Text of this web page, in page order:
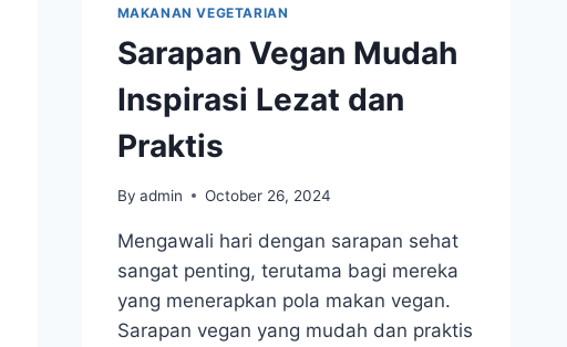
MAKANAN VEGETARIAN
Sarapan Vegan Mudah
Inspirasi Lezat dan
Praktis
By admin October 26, 2024
Mengawali hari dengan sarapan sehat
sangat penting, terutama bagi mereka
yang menerapkan pola makan vegan.
Sarapan vegan yang mudah dan praktis